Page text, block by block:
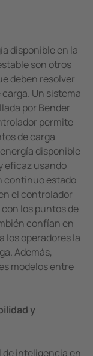
disponible en la
son otros
deben resolver
Un sistema
por Bender
permite
de carga
disponible
eficaz usando
continuo estado
el controlador
los puntos de
confían en
los operadores la
Además,
modelos entre
y
de inteligencia en